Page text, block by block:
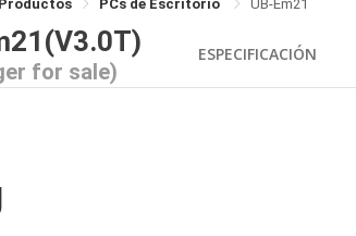
Productos PCs de Escritorio UB-Em21
for sale)
ESPECIFICACIÓN